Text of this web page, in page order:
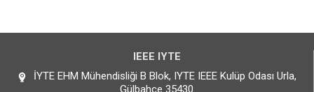
IEEE IYTE
İYTE EHM Mühendisliği B Blok, IYTE IEEE Kulüp Odası Urla,
Gülbahçe 35430